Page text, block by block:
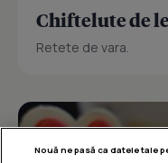
Chiftelute de
Retete de vara.
Nouă ne pasă ca datele tale